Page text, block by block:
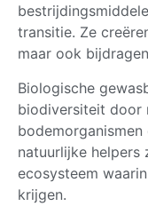
transitie. Ze
maar ook
Biologische
biodiversiteit door
natuurlijke helpers
ecosysteem
krijgen.